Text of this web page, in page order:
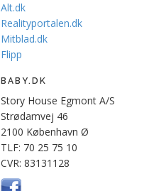
Alt.dk
Realityportalen.dk
Mitblad.dk
Flipp
BABY.DK
Story House Egmont A/S
Strødamvej 46
2100 København Ø
TLF: 70 25 75 10
CVR: 83131128